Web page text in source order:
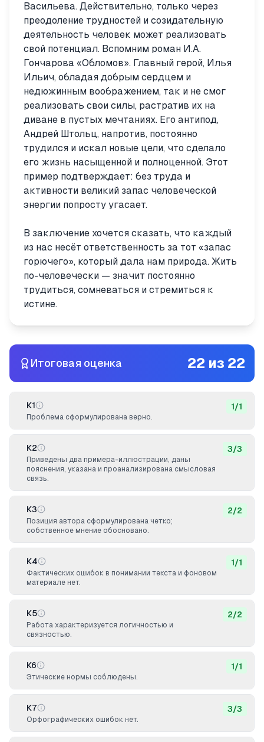
Васильева. Действительно, только через
преодоление трудностей и созидательную
деятельность человек может реализовать
свой потенциал. Вспомним роман И.А.
Гончарова «Обломов». Главный герой, Илья
Ильич, обладая добрым сердцем и
недюжинным воображением, так и не смог
реализовать свои силы, растратив их на
диване в пустых мечтаниях. Его антипод,
Андрей Штольц, напротив, постоянно
трудился и искал новые цели, что сделало
его жизнь насыщенной и полноценной. Этот
пример подтверждает: без труда и
активности великий запас человеческой
энергии попросту угасает.
В заключение хочется сказать, что каждый
из нас несёт ответственность за тот «запас
горючего», который дала нам природа. Жить
по-человечески — значит постоянно
трудиться, сомневаться и стремиться к
истине.
Итоговая оценка 22 из 22
К1
Проблема сформулирована верно.
1/1
К2
Приведены два примера-иллюстрации, даны
пояснения, указана и проанализирована смысловая
связь.
3/3
К3
Позиция автора сформулирована четко;
собственное мнение обосновано.
2/2
К4
Фактических ошибок в понимании текста и фоновом
материале нет.
1/1
К5
Работа характеризуется логичностью и
связностью.
2/2
К6
Этические нормы соблюдены.
1/1
К7
Орфографических ошибок нет.
3/3